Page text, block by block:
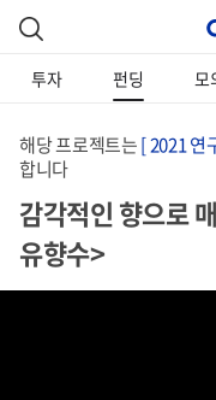
투자 펀딩 모
해당 프로젝트는[ 2021 연
합니다
감각적인 향으로
유향수>